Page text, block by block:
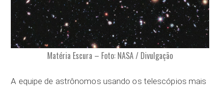
Matéria Escura – Foto: NASA / Divulgação
A equipe de astrônomos usando os telescópios mais